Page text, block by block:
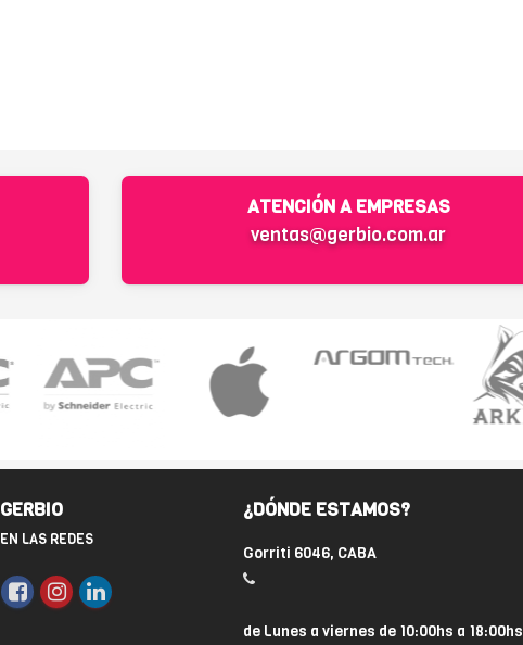
ATENCIÓN A EMPRESAS
ventas@gerbio.com.ar
GERBIO
EN LAS REDES
¿DÓNDE ESTAMOS?
Gorriti 6046, CABA
de Lunes a viernes de 10:00hs a 18:00hs